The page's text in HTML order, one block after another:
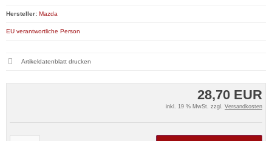
28,70 EUR
inkl. 19 % MwSt. zzgl. Versandkosten
Hersteller: Mazda
EU verantwortliche Person
Artikeldatenblatt drucken